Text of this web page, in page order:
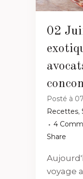
02
Posté à
Recettes,
4
Share
voyage